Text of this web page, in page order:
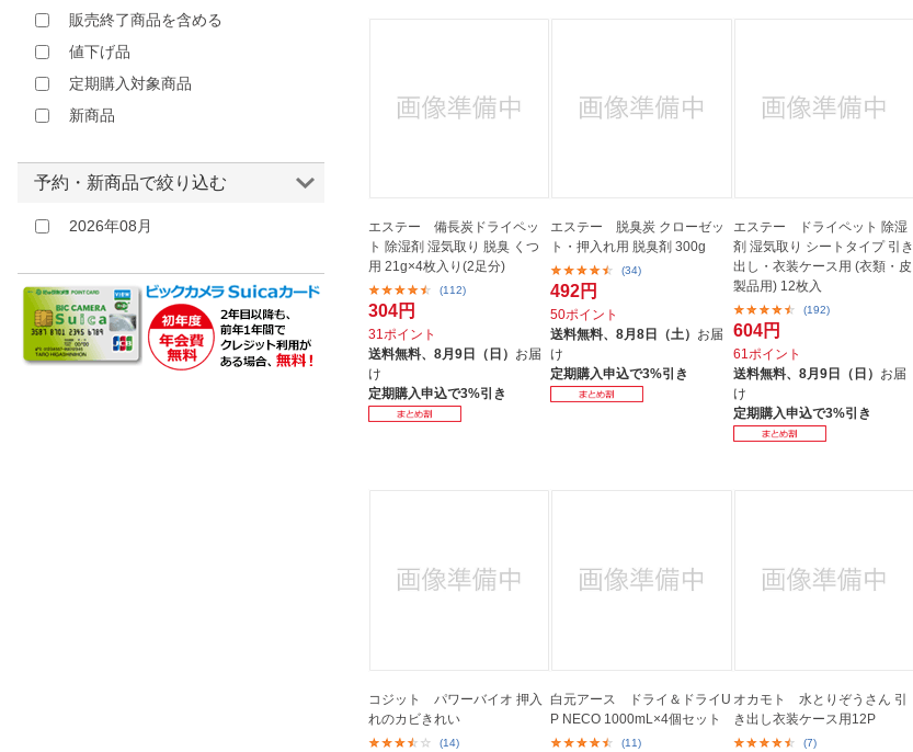
エステー 備長炭ドライペッ
ト 除湿剤 湿気取り 脱臭 くつ
用 21g×4枚入り(2足分)
(112)
304円
31ポイント
送料無料、 8月9日（日） お届
け
定期購入申込で3%引き
エステー 脱臭炭 クローゼッ
ト・押入れ用 脱臭剤 300g
(34)
492円
50ポイント
送料無料、8月8日（土） お届
け
定期購入申込で3%引き
エステー ドライペット 除湿
剤 湿気取り シートタイプ 引き
出し・衣装ケース用 (衣類・皮
製品用) 12枚入
(192)
604円
61ポイント
送料無料、 8月9日（日） お届
け
定期購入申込で3%引き
コジット パワーバイオ 押入
れのカビきれい
(14)
白元アース ドライ＆ドライU
P NECO 1000mL×4個セット
(11)
オカモト 水とりぞうさん 引
き出し衣装ケース用12P
(7)
販売終了商品を含める
値下げ品
定期購入対象商品
新商品
予約・新商品で絞り込む
2026年08月